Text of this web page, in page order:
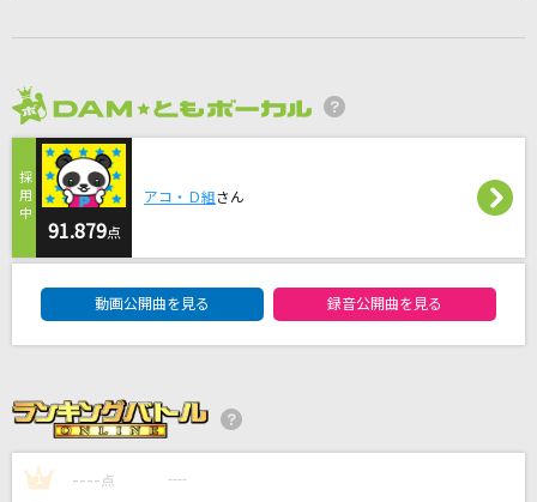
東京VICTORY
サザンオールスターズ
Wonderland
iri
灰色と青(+菅田将暉)
米津玄師
91.879点
アコ・Ｄ組 さん
動画公開曲を見る 録音公開曲を見る
1 ---- 点 ----